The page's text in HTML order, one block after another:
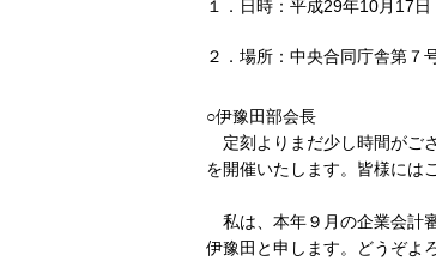
１．日時：平成29年10月17
２．場所：中央合同庁舎第
○伊豫田部会長
定刻よりまだ少し時間がご
を開催いたします。皆様には
私は、本年９月の企業会計
伊豫田と申します。どうぞよ